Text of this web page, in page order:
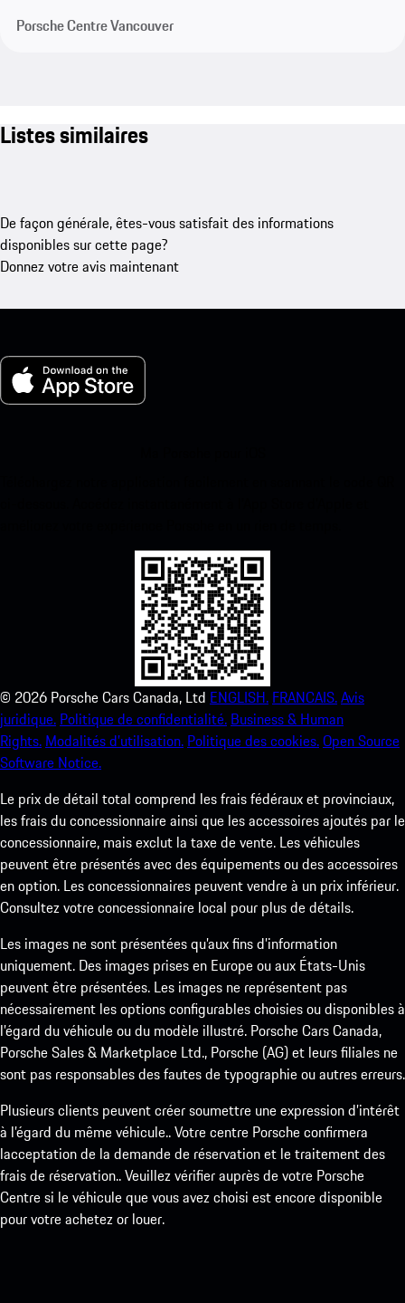
Porsche Centre Vancouver
Listes similaires
De façon générale, êtes-vous satisfait des informations
disponibles sur cette page?
Donnez votre avis maintenant
© 2026 Porsche Cars Canada, Ltd ENGLISH. FRANCAIS.Avis
juridique. Politique de confidentialité. Business & Human
Rights. Modalités d’utilisation. Politique des cookies.Open Source
Software Notice.
Le prix de détail total comprend les frais fédéraux et provinciaux,
les frais du concessionnaire ainsi que les accessoires ajoutés par le
concessionnaire, mais exclut la taxe de vente. Les véhicules
peuvent être présentés avec des équipements ou des accessoires
en option. Les concessionnaires peuvent vendre à un prix inférieur.
Consultez votre concessionnaire local pour plus de détails.
Les images ne sont présentées qu’aux fins d’information
uniquement. Des images prises en Europe ou aux États-Unis
peuvent être présentées. Les images ne représentent pas
nécessairement les options configurables choisies ou disponibles à
l’égard du véhicule ou du modèle illustré. Porsche Cars Canada,
Porsche Sales & Marketplace Ltd., Porsche (AG) et leurs filiales ne
sont pas responsables des fautes de typographie ou autres erreurs.
Plusieurs clients peuvent créer soumettre une expression d’intérêt
à l’égard du même véhicule.. Votre centre Porsche confirmera
lacceptation de la demande de réservation et le traitement des
frais de réservation.. Veuillez vérifier auprès de votre Porsche
Centre si le véhicule que vous avez choisi est encore disponible
pour votre achetez or louer.